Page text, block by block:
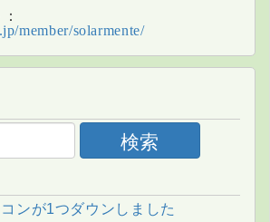
member/solarmente/
検索
ンが1つダウンしました